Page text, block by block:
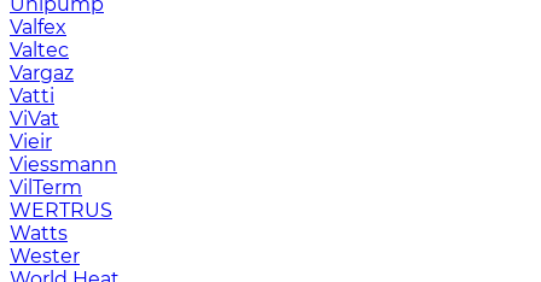
Valfex
Valtec
Vargaz
Vatti
ViVat
Vieir
Viessmann
VilTerm
WERTRUS
Watts
Wester